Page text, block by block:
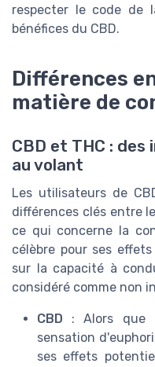
respecter le code de
bénéfices du CBD.
Différences
matière de
CBD et THC :
au volant
Les utilisateurs de
différences clés entre
ce qui concerne la
célèbre pour ses
sur la capacité à
considéré comme non
CBD : Alors que
sensation
ses effets